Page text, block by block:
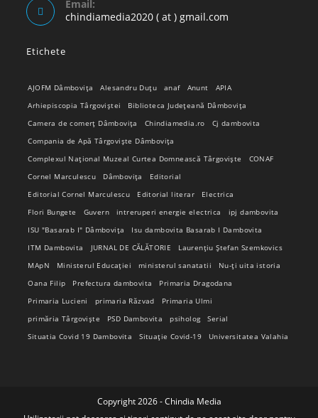
in
your
Email:
chindiamedia2020 ( at ) gmail.com
Etichete
AJOFM Dâmbovița Alesandru Duțu anaf Anunt
APIA
Arhiepiscopia Târgoviștei
Biblioteca Județeană Dâmbovița
Camera de comerț Dâmbovița
Chindiamedia.ro
Cj dambovita
Compania de Apă Târgoviște Dâmbovița
Complexul Național Muzeal Curtea Domnească Târgoviște
CONAF
Cornel Marculescu
Dâmbovița
Editorial
Editorial Cornel Marculescu
Editorial literar
Electrica
Flori Bungete
Guvern intreruperi energie electrica
ipj dambovita
ISU "Basarab I" Dâmbovița
Isu dambovita Basarab I Dambovita
ITM Dambovita
JURNAL DE CĂLĂTORIE
Laurențiu Ștefan Szemkovics
MApN
Ministerul Educației ministerul sanatatii
Nu-ți uita istoria
Oana Filip
Prefectura dambovita
Primaria Dragodana
Primaria Lucieni
primaria Răzvad
Primaria Ulmi
primăria Târgoviște
PSD Dambovita psiholog
Serial
Situatia Covid 19 Dambovita
Situație Covid-19 Universitatea Valahia
Copyright 2026 - Chindia Media